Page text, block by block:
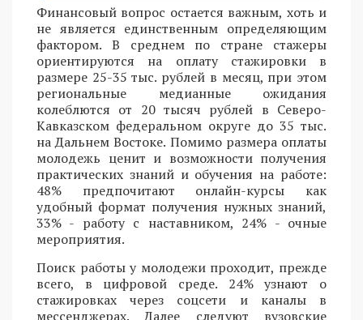
Финансовый вопрос остается важным, хоть и
не является единственным определяющим
фактором. В среднем по стране стажеры
ориентируются на оплату стажировки в
размере 25-35 тыс. рублей в месяц, при этом
региональные медианные ожидания
колеблются от 20 тысяч рублей в Северо-
Кавказском федеральном округе до 35 тыс.
на Дальнем Востоке. Помимо размера оплаты
молодежь ценит и возможности получения
практических знаний и обучения на работе:
48% предпочитают онлайн-курсы как
удобный формат получения нужных знаний,
33% - работу с наставником, 24% - очные
мероприятия.
Поиск работы у молодежи проходит, прежде
всего, в цифровой среде. 24% узнают о
стажировках через соцсети и каналы в
мессенджерах. Далее следуют вузовские